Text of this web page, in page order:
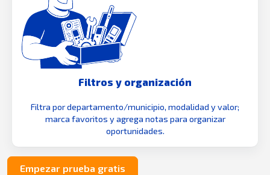
Filtros y organización
Filtra por departamento/municipio, modalidad y valor;
marca favoritos y agrega notas para organizar
oportunidades.
Empezar prueba gratis